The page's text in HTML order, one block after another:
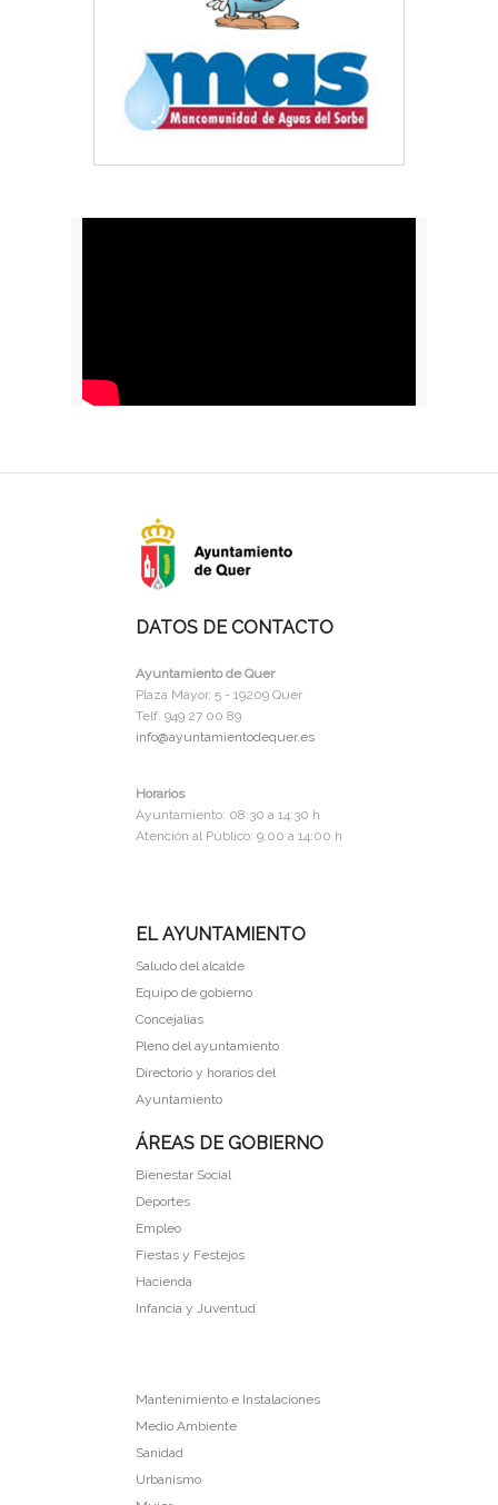
DATOS DE CONTACTO
Ayuntamiento de Quer
Plaza Mayor, 5 - 19209 Quer
Telf. 949 27 00 89
info@ayuntamientodequer.es
Horarios
Ayuntamiento: 08:30 a 14:30 h
Atención al Público: 9:00 a 14:00 h
EL AYUNTAMIENTO
Saludo del alcalde
Equipo de gobierno
Concejalias
Pleno del ayuntamiento
Directorio y horarios del
Ayuntamiento
ÁREAS DE GOBIERNO
Bienestar Social
Deportes
Empleo
Fiestas y Festejos
Hacienda
Infancia y Juventud
Mantenimiento e Instalaciones
Medio Ambiente
Sanidad
Urbanismo